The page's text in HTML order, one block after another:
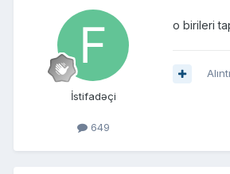
İstifadəçi
649
o birileri
Alıntı